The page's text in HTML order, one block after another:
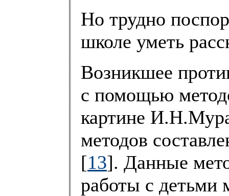
Но трудно
школе уметь
Возникшее
с помощью
картине
методов
[13]. Данные
работы с детьми